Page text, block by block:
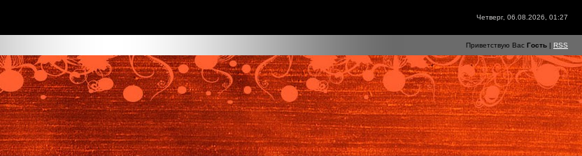
Четверг, 06.08.2026, 01:27
Приветствую Вас Гость | RSS